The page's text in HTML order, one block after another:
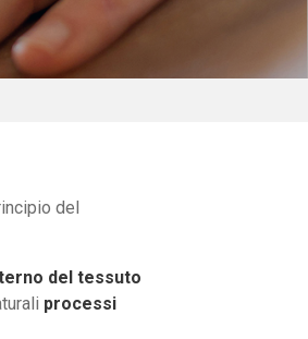
del
del tessuto
processi